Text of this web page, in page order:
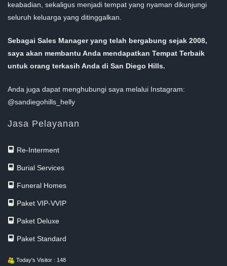
keabadian, sekaligus menjadi tempat yang nyaman dikunjungi
seluruh keluarga yang ditinggalkan.
Sebagai Sales Manager yang telah bergabung sejak 2008,
saya akan membantu Anda mendapatkan Tempat Terbaik
untuk orang terkasih Anda di San Diego Hills.
Anda juga dapat menghubungi saya melalui Instagram:
@sandiegohills_helly
Jasa Pelayanan
Re-Interment
Burial Services
Funeral Homes
Paket VIP-VVIP
Paket Deluxe
Paket Standard
Today's Visitor : 148